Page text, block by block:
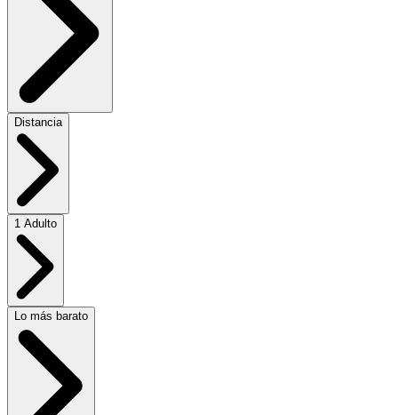
Distancia
1 Adulto
Lo más barato